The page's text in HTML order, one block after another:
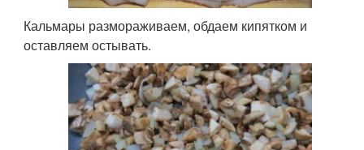
Кальмары размораживаем, обдаем кипятком и
оставляем остывать.